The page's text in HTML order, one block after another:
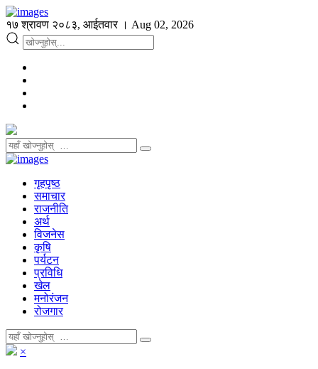
१७ श्रावण २०८३, आईतवार । Aug 02, 2026
गृहपृष्ठ
समाचार
राजनीति
अर्थ
विजनेस
कृषि
पर्यटन
प्रविधि
खेल
मनोरंजन
रोजगार
×